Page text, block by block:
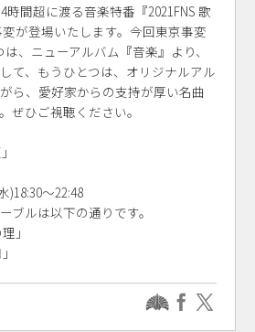
時間超に渡る音楽特番『2021FNS 歌
が登場いたします。今回東京事変
、ニューアルバム『音楽』より、
て、もうひとつは、オリジナルアル
ら、愛好家からの支持が厚い名曲
ぜひご視聴ください。
)18:30～22:48
ブルは以下の通りです。
」